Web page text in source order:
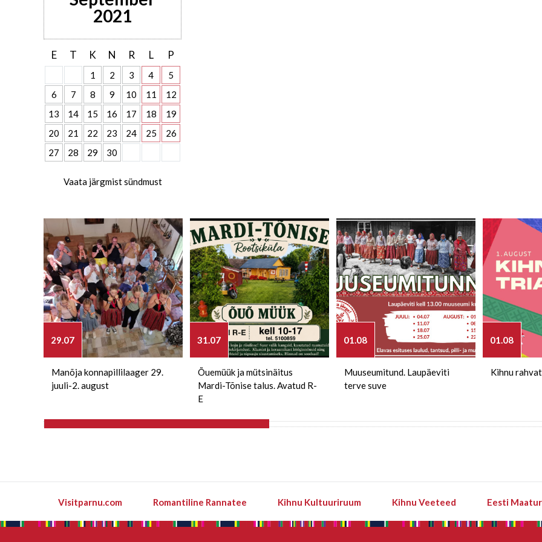
2021
E T K N R L P
1 2 3 4
5
6
7 8 9 10 11
12
13
14 15 16 17 18
19
20
21 22 23 24 25
26
27
28 29 30
Vaata järgmist sündmust
29.07
Manõja konnapillilaager 29.
juuli-2. august
31.07
Õuemüük ja mütsinäitus
Mardi-Tõnise talus. Avatud R-
E
01.08
Muuseumitund. Laupäeviti
terve suve
01.08
Kihnu
Visitparnu.com Romantiline Rannatee Kihnu Kultuuriruum Kihnu Veeteed Eesti